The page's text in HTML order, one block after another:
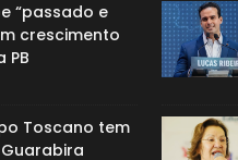
“passado e
crescimento
PB
Toscano tem